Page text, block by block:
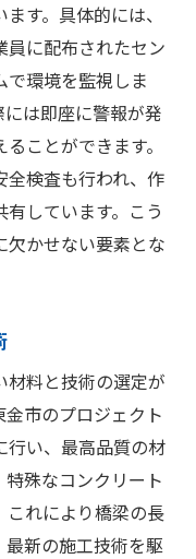
す。具体的には、
に配布されたセン
で環境を監視しま
は即座に警報が発
ことができます。
全検査も行われ、作
しています。こう
欠かせない要素とな
料と技術の選定が
市のプロジェクト
行い、最高品質の材
殊なコンクリート
れにより橋梁の長
新の施工技術を駆